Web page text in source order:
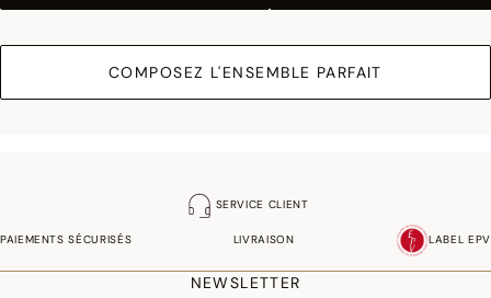
COMPOSEZ L'ENSEMBLE PARFAIT
SERVICE CLIENT
PAIEMENTS SÉCURISÉS LIVRAISON LABEL EPV
NEWSLETTER